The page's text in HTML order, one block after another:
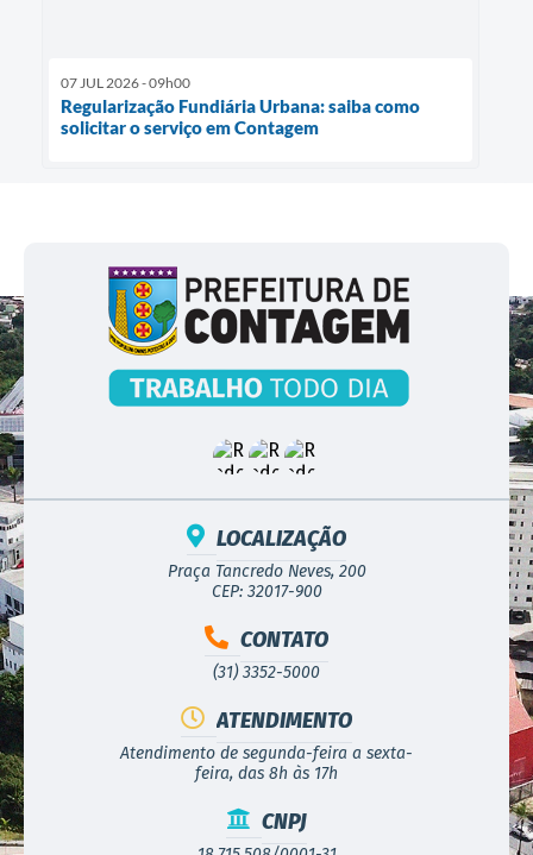
07 JUL 2026 - 09h00
Regularização Fundiária Urbana: saiba como
solicitar o serviço em Contagem
LOCALIZAÇÃO
Praça Tancredo Neves, 200
CEP: 32017-900
CONTATO
(31) 3352-5000
ATENDIMENTO
Atendimento de segunda-feira a sexta-
feira, das 8h às 17h
CNPJ